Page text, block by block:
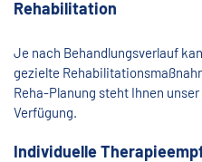
Rehabilitation
Je nach Behandlungsverlauf
gezielte
Reha-Planung steht Ihnen unser
Verfügung.
Individuelle